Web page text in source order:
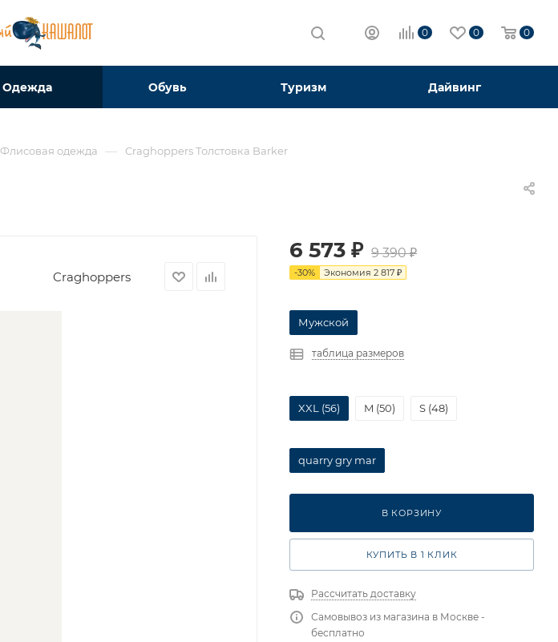
0 0 0
Одежда Обувь Туризм Дайвинг
Флисовая одежда — Craghoppers Толстовка Barker
Craghoppers
6 573 ₽ 9 390₽
-30% Экономия 2 817 ₽
Мужской
таблица размеров
XXL (56) M (50) S (48)
quarry gry mar
В КОРЗИНУ
КУПИТЬ В 1 КЛИК
Рассчитать доставку
Самовывоз из магазина в Москве -
бесплатно